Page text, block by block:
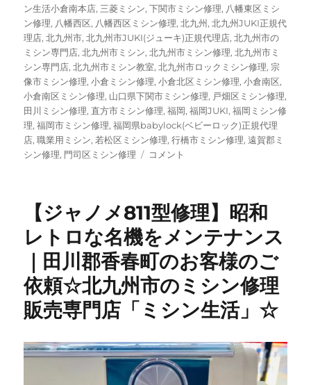
ン生活小倉南本店, 三菱ミシン,下関市ミシン修理, 八幡東区ミシ
ン修理, 八幡西区, 八幡西区ミシン修理,北九州 ,北九州JUKI正規代
理店,北九州市,北九州市JUKI(ジューキ)正規代理店,北九州市の
ミシン専門店,北九州市ミシン,北九州市ミシン修理,北九州市ミ
シン専門店,北九州市ミシン教室,北九州市ロックミシン修理, 宗
像市ミシン修理,小倉ミシン修理,小倉北区ミシン修理,小倉南区,
小倉南区ミシン修理, 山口県下関市ミシン修理, 戸畑区ミシン修理,
田川ミシン修理, 直方市ミシン修理,福岡,福岡JUKI,福岡ミシン修
理,福岡市ミシン修理,福岡県babylock(ベビーロック)正規代理
店,職業用ミシン, 若松区ミシン修理,行橋市ミシン修理,遠賀郡ミ
シン修理, 門司区ミシン修理
【昭
ロ】
50
年
以
上
前
三
ビ
ン
テ
コメント
【ジャノメ811型修理】昭和
レトロな名機をメンテナンス
｜田川郡香春町のお客様のご
依頼☆北九州市のミシン修理
販売専門店「ミシン生活」☆